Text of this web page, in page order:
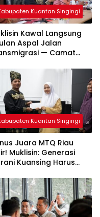
Kuantan Singingi
Kawal Langsung
Aspal Jalan
— Camat
Kuantan Singingi
Juara MTQ Riau
Muklisin: Generasi
Kuansing Harus